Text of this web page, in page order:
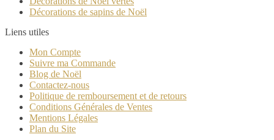
Décorations de sapins de Noël
Liens utiles
Mon Compte
Suivre ma Commande
Blog de Noël
Contactez-nous
Politique de remboursement et de retours
Conditions Générales de Ventes
Mentions Légales
Plan du Site